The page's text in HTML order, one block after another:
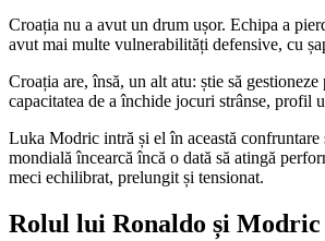
Croația nu a avut un drum ușor. Echipa a
avut mai multe vulnerabilități defensive, cu
Croația are, însă, un alt atu: știe să
capacitatea de a închide jocuri strânse, profil
Luka Modric intră și el în această
mondială încearcă încă o dată să atingă
meci echilibrat, prelungit și tensionat.
Rolul lui Ronaldo și